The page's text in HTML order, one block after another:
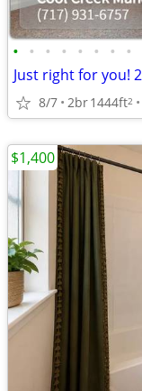
• • • • • • • •
8/7 2br1444ft2
$1,400